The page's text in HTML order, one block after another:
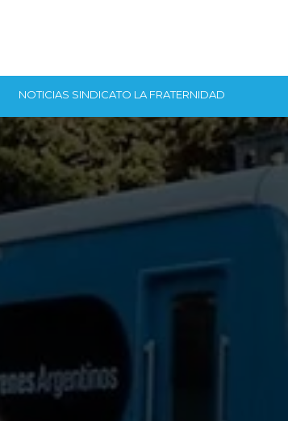
NOTICIAS SINDICATO LA FRATERNIDAD